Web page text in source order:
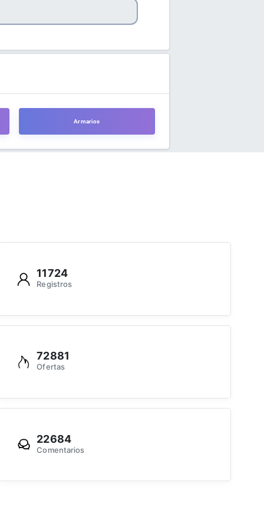
Armarios
11724
Registros
72881
Ofertas
22684
Comentarios